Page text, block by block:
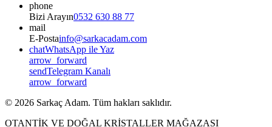
phone
Bizi Arayın0532 630 88 77
mail
E-Postainfo@sarkacadam.com
chatWhatsApp ile Yaz
arrow_forward
sendTelegram Kanalı
arrow_forward
© 2026 Sarkaç Adam. Tüm hakları saklıdır.
OTANTİK VE DOĞAL KRİSTALLER MAĞAZASI